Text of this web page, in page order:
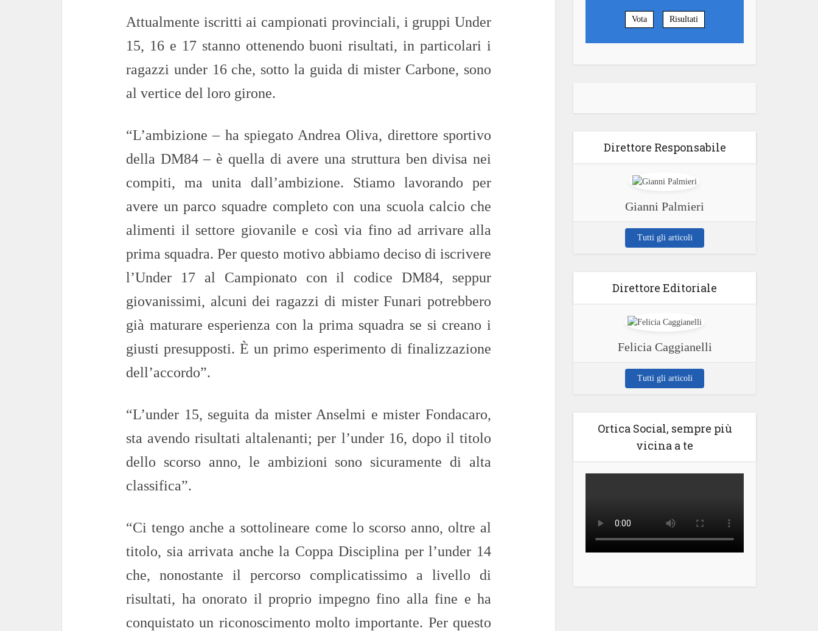
Attualmente iscritti ai campionati provinciali, i gruppi Under
15, 16 e 17 stanno ottenendo buoni risultati, in particolari i
ragazzi under 16 che, sotto la guida di mister Carbone, sono
al vertice del loro girone.
“L’ambizione – ha spiegato Andrea Oliva, direttore sportivo
della DM84 – è quella di avere una struttura ben divisa nei
compiti, ma unita dall’ambizione. Stiamo lavorando per
avere un parco squadre completo con una scuola calcio che
alimenti il settore giovanile e così via fino ad arrivare alla
prima squadra. Per questo motivo abbiamo deciso di iscrivere
l’Under 17 al Campionato con il codice DM84, seppur
giovanissimi, alcuni dei ragazzi di mister Funari potrebbero
già maturare esperienza con la prima squadra se si creano i
giusti presupposti. È un primo esperimento di finalizzazione
dell’accordo”.
“L’under 15, seguita da mister Anselmi e mister Fondacaro,
sta avendo risultati altalenanti; per l’under 16, dopo il titolo
dello scorso anno, le ambizioni sono sicuramente di alta
classifica”.
“Ci tengo anche a sottolineare come lo scorso anno, oltre al
titolo, sia arrivata anche la Coppa Disciplina per l’under 14
che, nonostante il percorso complicatissimo a livello di
risultati, ha onorato il proprio impegno fino alla fine e ha
conquistato un riconoscimento molto importante. Per questo
Vota Risultati
Direttore Responsabile
Gianni Palmieri
Tutti gli articoli
Direttore Editoriale
Felicia Caggianelli
Tutti gli articoli
Ortica Social, sempre più
vicina a te